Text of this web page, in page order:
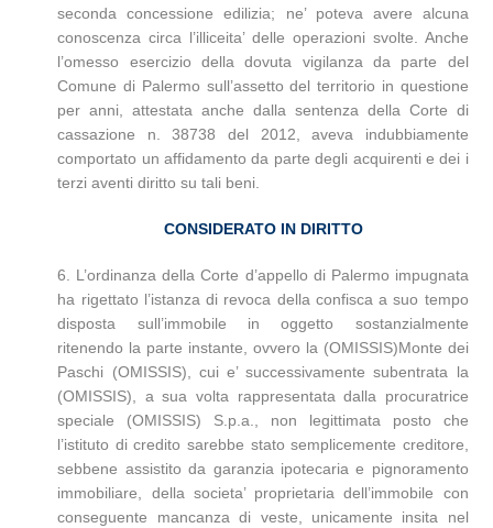
seconda concessione edilizia; ne’ poteva avere alcuna
conoscenza circa l’illiceita’ delle operazioni svolte. Anche
l’omesso esercizio della dovuta vigilanza da parte del
Comune di Palermo sull’assetto del territorio in questione
per anni, attestata anche dalla sentenza della Corte di
cassazione n. 38738 del 2012, aveva indubbiamente
comportato un affidamento da parte degli acquirenti e dei i
terzi aventi diritto su tali beni.
CONSIDERATO IN DIRITTO
6. L’ordinanza della Corte d’appello di Palermo impugnata
ha rigettato l’istanza di revoca della confisca a suo tempo
disposta sull’immobile in oggetto sostanzialmente
ritenendo la parte instante, ovvero la (OMISSIS)Monte dei
Paschi (OMISSIS), cui e’ successivamente subentrata la
(OMISSIS), a sua volta rappresentata dalla procuratrice
speciale (OMISSIS) S.p.a., non legittimata posto che
l’istituto di credito sarebbe stato semplicemente creditore,
sebbene assistito da garanzia ipotecaria e pignoramento
immobiliare, della societa’ proprietaria dell’immobile con
conseguente mancanza di veste, unicamente insita nel